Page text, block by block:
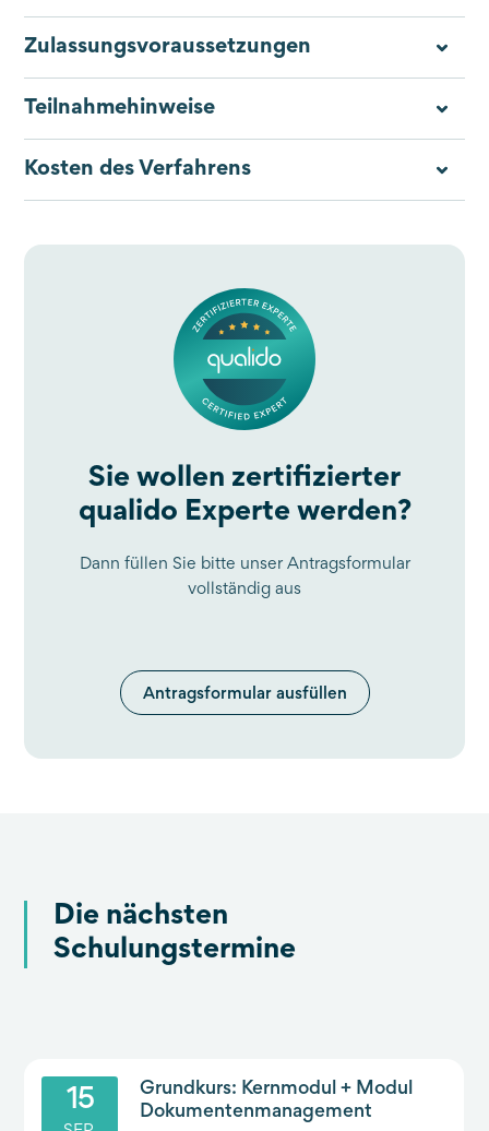
Zulassungsvoraussetzungen
Teilnahmehinweise
Kosten des Verfahrens
Sie wollen zertifizierter
qualido Experte werden?
Dann füllen Sie bitte unser Antragsformular
vollständig aus
Antragsformular ausfüllen
Die nächsten
Schulungstermine
15
Grundkurs: Kernmodul + Modul
Dokumentenmanagement